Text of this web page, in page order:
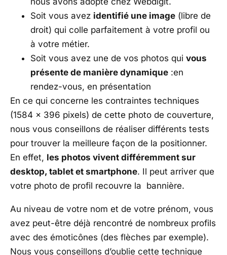
Soit vous avez identifié une image (libre de
droit) qui colle parfaitement à votre profil ou
à votre métier.
Soit vous avez une de vos photos qui vous
présente de manière dynamique :en
rendez-vous, en présentation
En ce qui concerne les contraintes techniques
(1584 x 396 pixels) de cette photo de couverture,
nous vous conseillons de réaliser différents tests
pour trouver la meilleure façon de la positionner.
En effet, les photos vivent différemment sur
desktop, tablet et smartphone. Il peut arriver que
votre photo de profil recouvre la bannière.
Au niveau de votre nom et de votre prénom, vous
avez peut-être déjà rencontré de nombreux profils
avec des émoticônes (des flèches par exemple).
Nous vous conseillons d’oublie cette technique